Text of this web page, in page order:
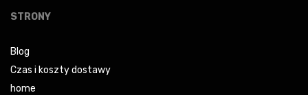
STRONY
Blog
Czas i koszty dostawy
home